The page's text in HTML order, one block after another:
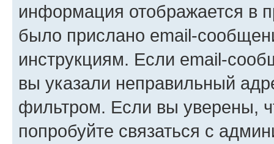
информация отображается в
было прислано email-
инструкциям. Если email-
вы указали неправильный
фильтром. Если вы уверены,
попробуйте связаться с